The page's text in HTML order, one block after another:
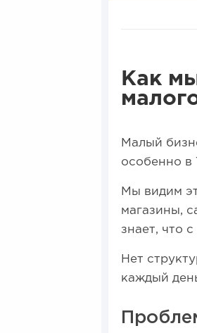
Как
Малый
особенно в
Мы видим
магазины,
знает, что
Нет
каждый